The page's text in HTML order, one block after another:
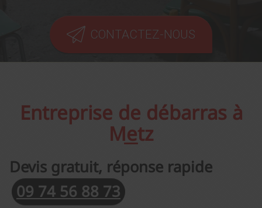
CONTACTEZ-NOUS
Entreprise de débarras à
Metz
Devis gratuit, réponse rapide
09 74 56 88 73